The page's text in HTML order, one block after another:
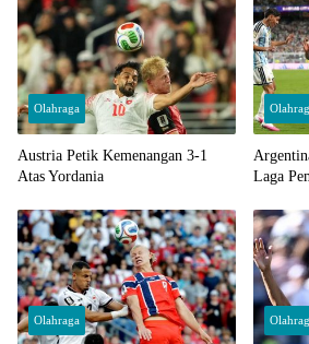
Olahraga
Austria Petik Kemenangan 3-1
Atas Yordania
Laga
Olahraga